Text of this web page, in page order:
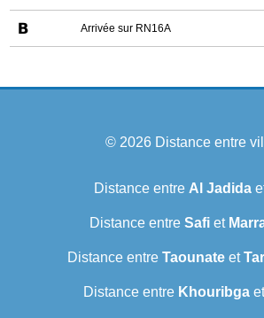
Arrivée sur RN16A
© 2026 Distance entre
Distance entre Al Jadida
Distance entre Safiet
Distance entre Taounateet
Distance entre Khouribga